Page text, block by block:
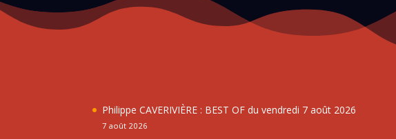
Philippe CAVERIVIÈRE : BEST OF du vendredi 7 août 2026
7 août 2026